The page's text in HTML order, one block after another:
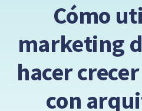
Cómo
marketing
hacer
con